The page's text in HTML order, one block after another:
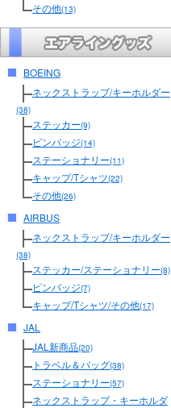
その他(13)
BOEING
ネックストラップ/キーホルダー
(38)
ステッカー(9)
ピンバッジ(14)
ステーショナリー(11)
キャップ/Tシャツ(22)
その他(26)
AIRBUS
ネックストラップ/キーホルダー
(38)
ステッカー/ステーショナリー(8)
ピンバッジ(7)
キャップ/Tシャツ/その他(17)
JAL
JAL新商品(20)
トラベル＆バッグ(38)
ステーショナリー(57)
ネックストラップ・キーホルダ